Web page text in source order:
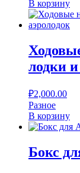
В корзину
лодки и
₽2,000.00
Разное
В корзину
Бокс